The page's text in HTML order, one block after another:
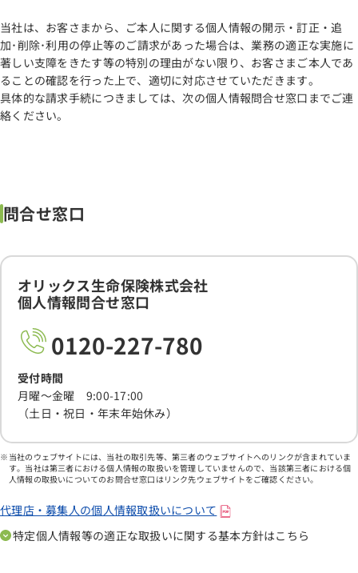
当社は、お客さまから、ご本人に関する個人情報の開示・訂正・追
加･削除･利用の停止等のご請求があった場合は、業務の適正な実施に
著しい支障をきたす等の特別の理由がない限り、お客さまご本人であ
ることの確認を行った上で、適切に対応させていただきます。
具体的な請求手続につきましては、次の個人情報問合せ窓口までご連
絡ください。
問合せ窓口
オリックス生命保険株式会社
個人情報問合せ窓口
0120-227-780
受付時間
月曜～金曜 9:00-17:00
（土日・祝日・年末年始休み）
当社のウェブサイトには、当社の取引先等、第三者のウェブサイトへのリンクが含まれていま
す。当社は第三者における個人情報の取扱いを管理していませんので、当該第三者における個
人情報の取扱いについてのお問合せ窓口はリンク先ウェブサイトをご確認ください。
代理店・募集人の個人情報取扱いについて
特定個人情報等の適正な取扱いに関する基本方針はこちら